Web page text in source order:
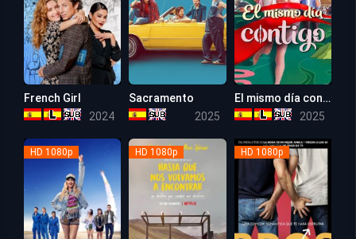
French Girl
2024
Sacramento
2025
El mismo día contigo
2025
HD 1080p HD 1080p HD 1080p